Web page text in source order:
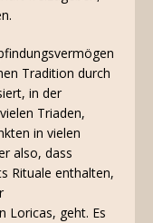
Tradition durch
in der
Triaden,
in vielen
also, dass
Rituale enthalten,
Loricas, geht. Es